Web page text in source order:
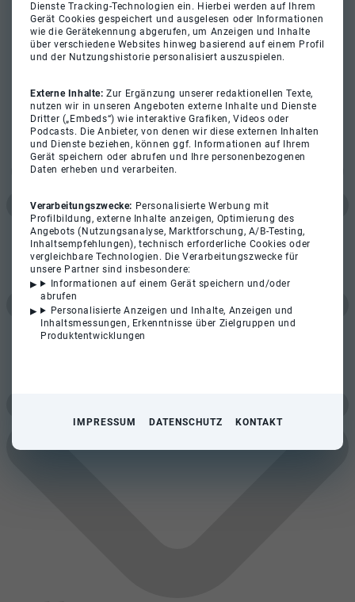
Dienste Tracking-Technologien ein. Hierbei werden auf Ihrem
Gerät Cookies gespeichert und ausgelesen oder Informationen
wie die Gerätekennung abgerufen, um Anzeigen und Inhalte
über verschiedene Websites hinweg basierend auf einem Profil
und der Nutzungshistorie personalisiert auszuspielen.
Externe Inhalte:Zur Ergänzung unserer redaktionellen Texte,
nutzen wir in unseren Angeboten externe Inhalte und Dienste
Dritter („Embeds“) wie interaktive Grafiken, Videos oder
Podcasts. Die Anbieter, von denen wir diese externen Inhalten
und Dienste beziehen, können ggf. Informationen auf Ihrem
Gerät speichern oder abrufen und Ihre personenbezogenen
Daten erheben und verarbeiten.
Verarbeitungszwecke: Personalisierte Werbung mit
Profilbildung, externe Inhalte anzeigen, Optimierung des
Angebots (Nutzungsanalyse, Marktforschung, A/B-Testing,
Inhaltsempfehlungen), technisch erforderliche Cookies oder
vergleichbare Technologien. Die Verarbeitungszwecke für
unsere Partner sind insbesondere:
Informationen auf einem Gerät speichern und/oder
abrufen
Personalisierte Anzeigen und Inhalte, Anzeigen und
Inhaltsmessungen, Erkenntnisse über Zielgruppen und
Produktentwicklungen
IMPRESSUM DATENSCHUTZ KONTAKT